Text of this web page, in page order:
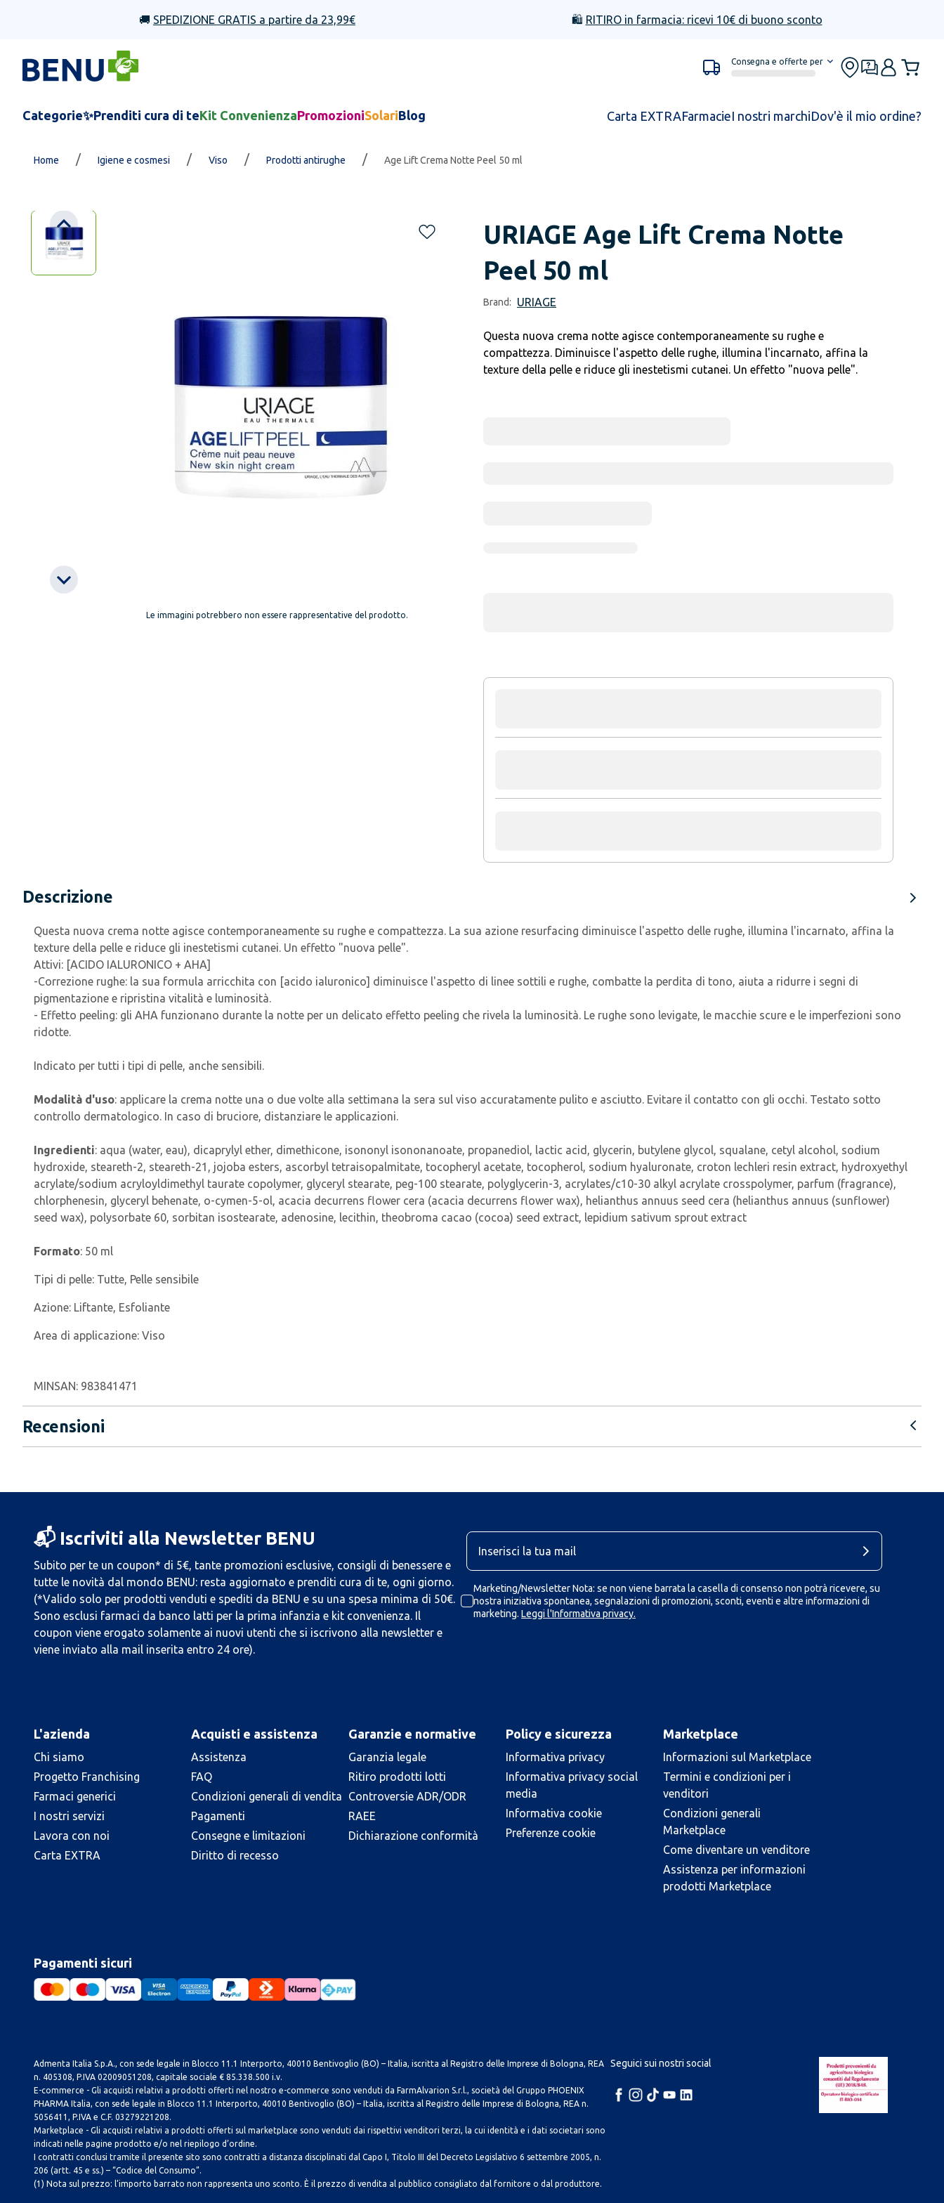
🚚 SPEDIZIONE GRATIS a partire da 23,99€ 🛍️ RITIRO in farmacia: ricevi 10€ di buono sconto
Consegna e offerte per
Categorie✨Prenditi cura di teKit ConvenienzaPromozioniSolariBlog Carta EXTRAFarmacieI nostri marchiDov'è il mio ordine?
Home / Igiene e cosmesi / Viso / Prodotti antirughe / Age Lift Crema Notte Peel 50 ml
Le immagini potrebbero non essere rappresentative del prodotto.
URIAGE Age Lift Crema Notte
Peel 50 ml
Brand: URIAGE
Questa nuova crema notte agisce contemporaneamente su rughe e
compattezza. Diminuisce l'aspetto delle rughe, illumina l'incarnato, affina la
texture della pelle e riduce gli inestetismi cutanei. Un effetto "nuova pelle".
Descrizione
Questa nuova crema notte agisce contemporaneamente su rughe e compattezza. La sua azione resurfacing diminuisce l'aspetto delle rughe, illumina l'incarnato, affina la
texture della pelle e riduce gli inestetismi cutanei. Un effetto "nuova pelle".
Attivi: [ACIDO IALURONICO + AHA]
-Correzione rughe: la sua formula arricchita con [acido ialuronico] diminuisce l'aspetto di linee sottili e rughe, combatte la perdita di tono, aiuta a ridurre i segni di
pigmentazione e ripristina vitalità e luminosità.
- Effetto peeling: gli AHA funzionano durante la notte per un delicato effetto peeling che rivela la luminosità. Le rughe sono levigate, le macchie scure e le imperfezioni sono
ridotte.
Indicato per tutti i tipi di pelle, anche sensibili.
Modalità d'uso: applicare la crema notte una o due volte alla settimana la sera sul viso accuratamente pulito e asciutto. Evitare il contatto con gli occhi. Testato sotto
controllo dermatologico. In caso di bruciore, distanziare le applicazioni.
Ingredienti: aqua (water, eau), dicaprylyl ether, dimethicone, isononyl isononanoate, propanediol, lactic acid, glycerin, butylene glycol, squalane, cetyl alcohol, sodium
hydroxide, steareth-2, steareth-21, jojoba esters, ascorbyl tetraisopalmitate, tocopheryl acetate, tocopherol, sodium hyaluronate, croton lechleri resin extract, hydroxyethyl
acrylate/sodium acryloyldimethyl taurate copolymer, glyceryl stearate, peg-100 stearate, polyglycerin-3, acrylates/c10-30 alkyl acrylate crosspolymer, parfum (fragrance),
chlorphenesin, glyceryl behenate, o-cymen-5-ol, acacia decurrens flower cera (acacia decurrens flower wax), helianthus annuus seed cera (helianthus annuus (sunflower)
seed wax), polysorbate 60, sorbitan isostearate, adenosine, lecithin, theobroma cacao (cocoa) seed extract, lepidium sativum sprout extract
Formato: 50 ml
Tipi di pelle: Tutte, Pelle sensibile
Azione: Liftante, Esfoliante
Area di applicazione: Viso
MINSAN: 983841471
Recensioni
📬 Iscriviti alla Newsletter BENU
Subito per te un coupon* di 5€, tante promozioni esclusive, consigli di benessere e
tutte le novità dal mondo BENU: resta aggiornato e prenditi cura di te, ogni giorno.
(*Valido solo per prodotti venduti e spediti da BENU e su una spesa minima di 50€.
Sono esclusi farmaci da banco latti per la prima infanzia e kit convenienza. Il
coupon viene erogato solamente ai nuovi utenti che si iscrivono alla newsletter e
viene inviato alla mail inserita entro 24 ore).
Marketing/Newsletter Nota: se non viene barrata la casella di consenso non potrà ricevere, su
nostra iniziativa spontanea, segnalazioni di promozioni, sconti, eventi e altre informazioni di
marketing. Leggi l'Informativa privacy.
L'azienda
Chi siamo
Progetto Franchising
Farmaci generici
I nostri servizi
Lavora con noi
Carta EXTRA
Acquisti e assistenza
Assistenza
FAQ
Condizioni generali di vendita
Pagamenti
Consegne e limitazioni
Diritto di recesso
Garanzie e normative
Garanzia legale
Ritiro prodotti lotti
Controversie ADR/ODR
RAEE
Dichiarazione conformità
Policy e sicurezza
Informativa privacy
Informativa privacy social
media
Informativa cookie
Preferenze cookie
Marketplace
Informazioni sul Marketplace
Termini e condizioni per i
venditori
Condizioni generali
Marketplace
Come diventare un venditore
Assistenza per informazioni
prodotti Marketplace
Pagamenti sicuri
Admenta Italia S.p.A., con sede legale in Blocco 11.1 Interporto, 40010 Bentivoglio (BO) – Italia, iscritta al Registro delle Imprese di Bologna, REA
n. 405308, P.IVA 02009051208, capitale sociale € 85.338.500 i.v.
E-commerce - Gli acquisti relativi a prodotti offerti nel nostro e-commerce sono venduti da FarmAlvarion S.r.l., società del Gruppo PHOENIX
PHARMA Italia, con sede legale in Blocco 11.1 Interporto, 40010 Bentivoglio (BO) – Italia, iscritta al Registro delle Imprese di Bologna, REA n.
5056411, P.IVA e C.F. 03279221208.
Marketplace - Gli acquisti relativi a prodotti offerti sul marketplace sono venduti dai rispettivi venditori terzi, la cui identità e i dati societari sono
indicati nelle pagine prodotto e/o nel riepilogo d’ordine.
I contratti conclusi tramite il presente sito sono contratti a distanza disciplinati dal Capo I, Titolo III del Decreto Legislativo 6 settembre 2005, n.
206 (artt. 45 e ss.) – “Codice del Consumo”.
(1) Nota sul prezzo: l’importo barrato non rappresenta uno sconto. È il prezzo di vendita al pubblico consigliato dal fornitore o dal produttore.
Seguici sui nostri social